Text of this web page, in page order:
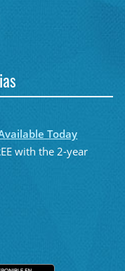
Today
with the 2-year